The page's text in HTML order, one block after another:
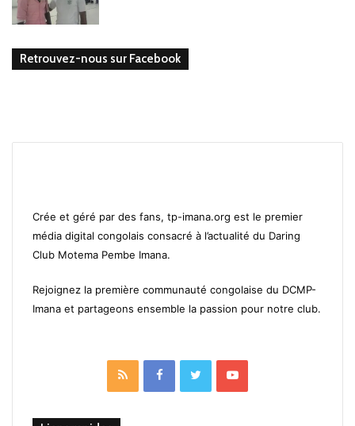
Retrouvez-nous sur Facebook
Crée et géré par des fans, tp-imana.org est le premier
média digital congolais consacré à l’actualité du Daring
Club Motema Pembe Imana.
Rejoignez la première communauté congolaise du DCMP-
Imana et partageons ensemble la passion pour notre club.
RSS FacebookTwitterYouTube